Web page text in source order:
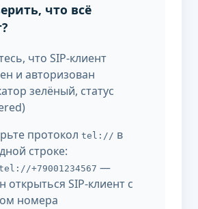
что всё
что SIP-клиент
и авторизован
зелёный, статус
протокол tel:// в
строке:
+79001234567 —
открыться SIP-клиент с
номера